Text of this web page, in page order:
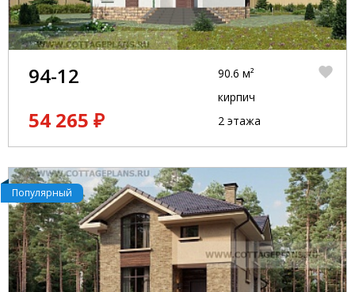
94-12
54 265 ₽
90.6 м²
кирпич
2 этажа
Популярный